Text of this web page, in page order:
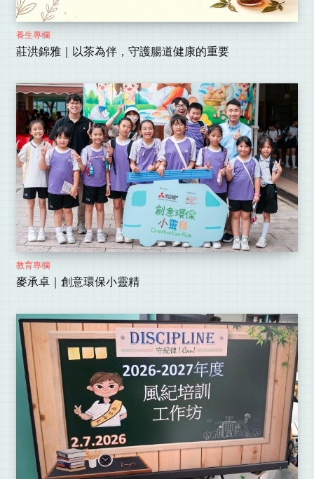
養生專欄
莊洪錦雅｜以茶為伴，守護腸道健康的重要
教育專欄
麥承卓｜創意環保小靈精